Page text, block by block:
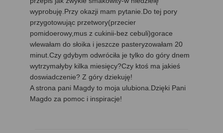
wyprobuję.Przy okazji mam pytanie.Do tej pory
przygotowując przetwory(przecier
pomidoerowy,mus z cukinii-bez cebuli)gorace
wlewałam do słoika i jeszcze pasteryzowałam 20
minut.Czy gdybym odwróciła je tylko do góry dnem
wytrzymałyby kilka miesięcy?Czy ktoś ma jakieś
doswiadczenie? Z góry dziekuję!
A strona pani Magdy to moja ulubiona.Dzięki Pani
Magdo za pomoc i inspiracje!